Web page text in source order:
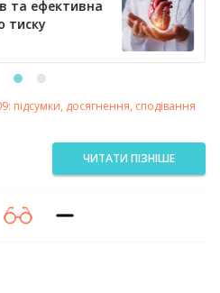
та ефективна
тиску
підсумки, досягнення, сподівання
ЧИТАТИ ПІЗНІШЕ